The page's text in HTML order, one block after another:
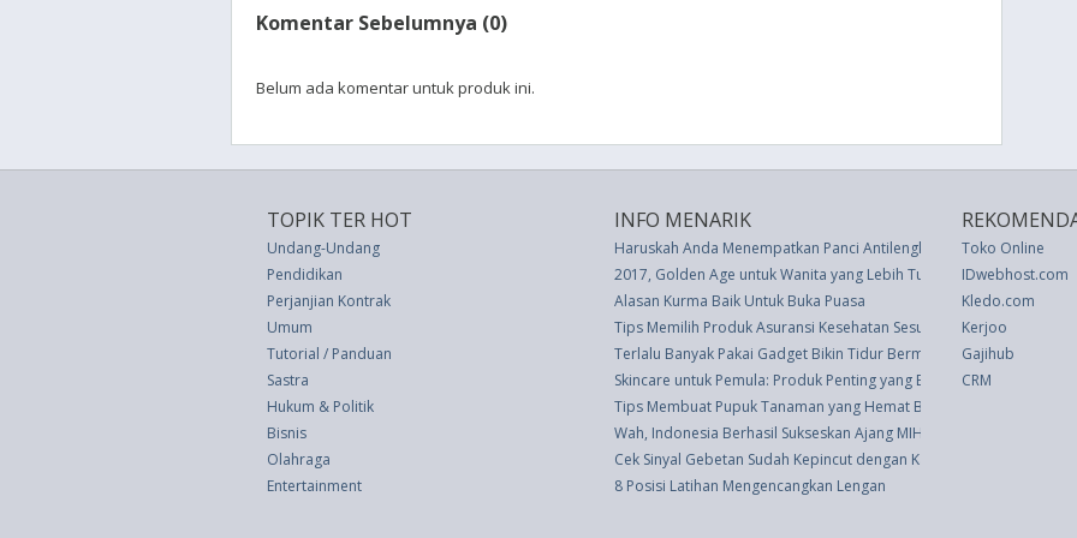
Komentar Sebelumnya (0)
Belum ada komentar untuk produk ini.
TOPIK TER HOT
Undang-Undang
Pendidikan
Perjanjian Kontrak
Umum
Tutorial / Panduan
Sastra
Hukum & Politik
Bisnis
Olahraga
Entertainment
INFO MENARIK
Haruskah Anda Menempatkan Panci Antilengket di Mesin Pencuci
2017, Golden Age untuk Wanita yang Lebih Tua Berpasangan
Alasan Kurma Baik Untuk Buka Puasa
Tips Memilih Produk Asuransi Kesehatan Sesuai Budget
Terlalu Banyak Pakai Gadget Bikin Tidur Bermasalah? Kenali Faktanya
Skincare untuk Pemula: Produk Penting yang Bantu Anda Memulainya
Tips Membuat Pupuk Tanaman yang Hemat Biaya
Wah, Indonesia Berhasil Sukseskan Ajang MIHAS 2015
Cek Sinyal Gebetan Sudah Kepincut dengan Kamu
8 Posisi Latihan Mengencangkan Lengan
Toko Online
IDwebhost.com
Kledo.com
Kerjoo
Gajihub
CRM